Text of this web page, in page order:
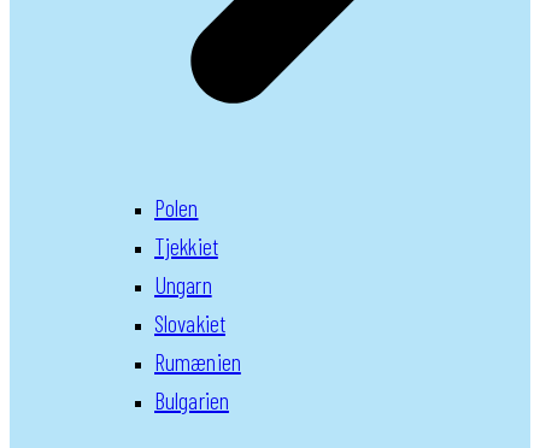
Polen
Tjekkiet
Ungarn
Slovakiet
Rumænien
Bulgarien